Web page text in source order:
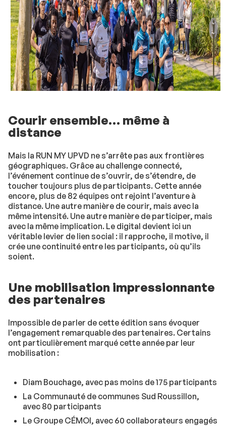
Courir ensemble… même à
distance
Mais la RUN MY UPVD ne s’arrête pas aux frontières
géographiques. Grâce au challenge connecté,
l’événement continue de s’ouvrir, de s’étendre, de
toucher toujours plus de participants. Cette année
encore, plus de 82 équipes ont rejoint l’aventure à
distance. Une autre manière de courir, mais avec la
même intensité. Une autre manière de participer, mais
avec la même implication. Le digital devient ici un
véritable levier de lien social : il rapproche, il motive, il
crée une continuité entre les participants, où qu’ils
soient.
Une mobilisation impressionnante
des partenaires
Impossible de parler de cette édition sans évoquer
l’engagement remarquable des partenaires. Certains
ont particulièrement marqué cette année par leur
mobilisation :
Diam Bouchage, avec pas moins de 175 participants
La Communauté de communes Sud Roussillon,
avec 80 participants
Le Groupe CÉMOI, avec 60 collaborateurs engagés